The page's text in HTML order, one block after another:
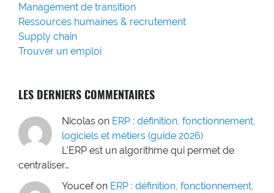
Management de transition
Ressources humaines & recrutement
Supply chain
Trouver un emploi
LES DERNIERS COMMENTAIRES
Nicolas on ERP : définition, fonctionnement,
logiciels et métiers (guide 2026)
L'ERP est un algorithme qui permet de
centraliser…
Youcef on ERP : définition, fonctionnement,